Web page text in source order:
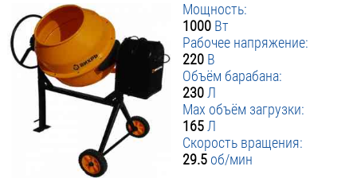
Мощность:
1000 Вт
Рабочее напряжение:
220 В
Объём барабана:
230 Л
Max объём загрузки:
165 Л
Скорость вращения:
29.5 об/мин